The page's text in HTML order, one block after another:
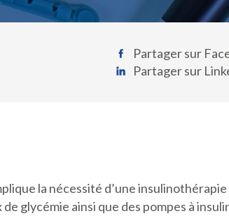
Partager sur
Partager sur
la nécessité d’une insulinothérapie
glycémie ainsi que des pompes à